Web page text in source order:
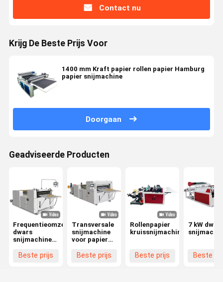
Contact nu
Krijg De Beste Prijs Voor
1400 mm Kraft papier rollen papier Hamburg
papier snijmachine
Doorgaan
Geadviseerde Producten
Frequentieomzettercontrole
dwars
snijmachine
dwars
Beste prijs
Transversale
snijmachine
voor papier
rollen
Beste prijs
Rollenpapier
kruissnijmachine
Beste prijs
7 kW
Beste